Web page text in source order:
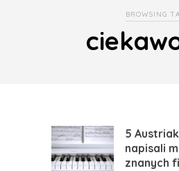
BROWSING
5
napisali
znanych